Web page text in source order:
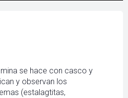
se hace con casco y
y observan los
(estalagtitas,